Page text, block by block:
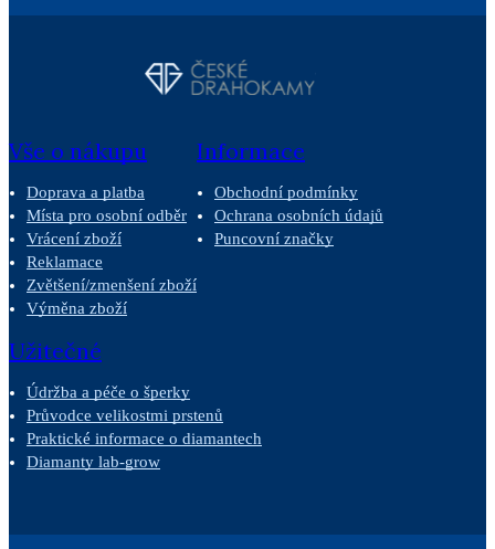
Vše o nákupu
Doprava a platba
Místa pro osobní odběr
Vrácení zboží
Reklamace
Zvětšení/zmenšení zboží
Výměna zboží
Informace
Obchodní podmínky
Ochrana osobních údajů
Puncovní značky
Užitečné
Údržba a péče o šperky
Průvodce velikostmi prstenů
Praktické informace o diamantech
Diamanty lab-grow